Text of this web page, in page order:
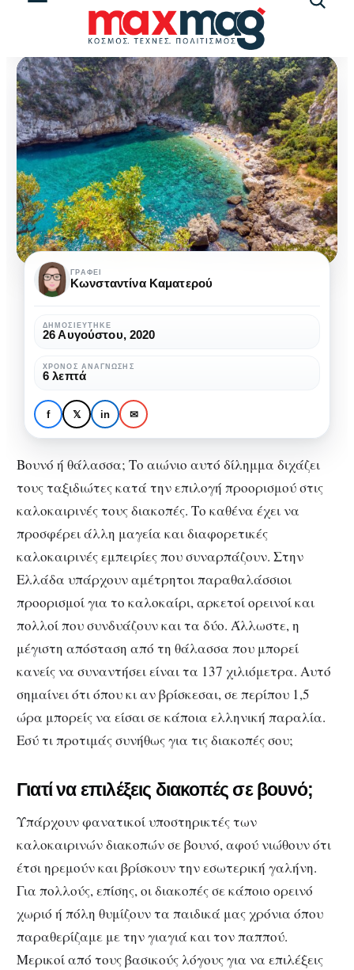
ΤΑΞΊΔΙΑ
Βουνό ή θάλασσα: Εσύ τι
προτιμάς για τις
καλοκαιρινές σου διακοπές;
Βουνό
θάλασσα:
Εσύ
προτιμάς
για
τις
σου
διακοπές;
ΓΡΆΦΕΙ
Κωνσταντίνα Καματερού
ΔΗΜΟΣΙΕΎΤΗΚΕ
26 Αυγούστου, 2020
ΧΡΌΝΟΣ ΑΝΆΓΝΩΣΗΣ
6 λεπτά
f 𝕏 in ✉
Βουνό ή θάλασσα; Το αιώνιο αυτό δίλημμα διχάζει
τους ταξιδιώτες κατά την επιλογή προορισμού στις
καλοκαιρινές τους διακοπές. Το καθένα έχει να
προσφέρει άλλη μαγεία και διαφορετικές
καλοκαιρινές εμπειρίες που συναρπάζουν. Στην
Ελλάδα υπάρχουν αμέτρητοι παραθαλάσσιοι
προορισμοί για το καλοκαίρι, αρκετοί ορεινοί και
πολλοί που συνδυάζουν και τα δύο. Άλλωστε, η
μέγιστη απόσταση από τη θάλασσα που μπορεί
κανείς να συναντήσει είναι τα 137 χιλιόμετρα. Αυτό
σημαίνει ότι όπου κι αν βρίσκεσαι, σε περίπου 1,5
ώρα μπορείς να είσαι σε κάποια ελληνική παραλία.
Εσύ τι προτιμάς συνήθως για τις διακοπές σου;
Γιατί να επιλέξεις διακοπές σε βουνό;
Υπάρχουν φανατικοί υποστηρικτές των
καλοκαιρινών διακοπών σε βουνό, αφού νιώθουν ότι
έτσι ηρεμούν και βρίσκουν την εσωτερική γαλήνη.
Για πολλούς, επίσης, οι διακοπές σε κάποιο ορεινό
χωριό ή πόλη θυμίζουν τα παιδικά μας χρόνια όπου
παραθερίζαμε με την γιαγιά και τον παππού.
Μερικοί από τους βασικούς λόγους για να επιλέξεις